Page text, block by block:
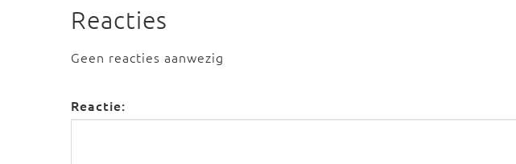
Reacties
Geen reacties aanwezig
Reactie: